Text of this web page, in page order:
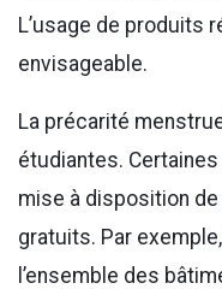
L’usage de produits
envisageable.
La précarité
étudiantes.
mise à disposition
gratuits. Par
l’ensemble des